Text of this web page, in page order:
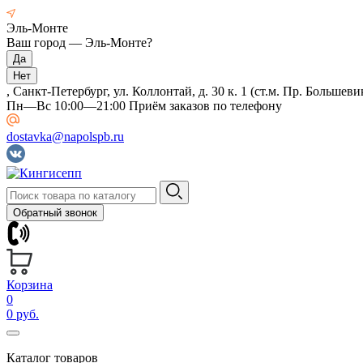
Эль-Монте
Ваш город — Эль-Монте?
, Санкт-Петербург, ул. Коллонтай, д. 30 к. 1 (ст.м. Пр.
Пн—Вс 10:00—21:00 Приём заказов по телефону
dostavka@napolspb.ru
Обратный звонок
Корзина
0
0 руб.
Каталог товаров